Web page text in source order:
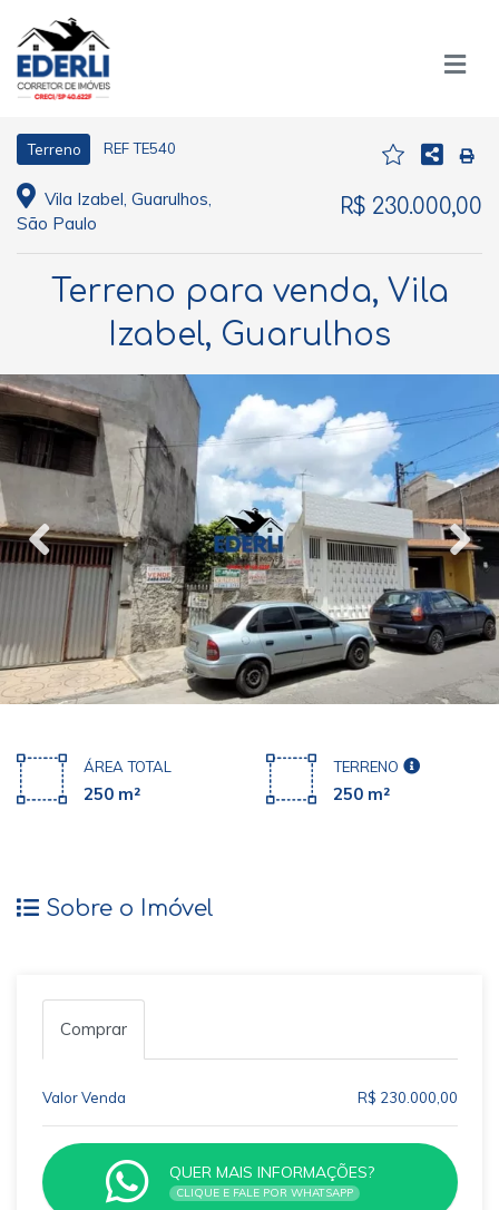
Terreno REF TE540
Vila Izabel, Guarulhos,
São Paulo
R$ 230.000,00
Terreno para venda, Vila
Izabel, Guarulhos
ÁREA TOTAL
250 m²
TERRENO
250 m²
Sobre o Imóvel
Comprar
Valor Venda R$ 230.000,00
QUER MAIS INFORMAÇÕES?
CLIQUE E FALE POR WHATSAPP